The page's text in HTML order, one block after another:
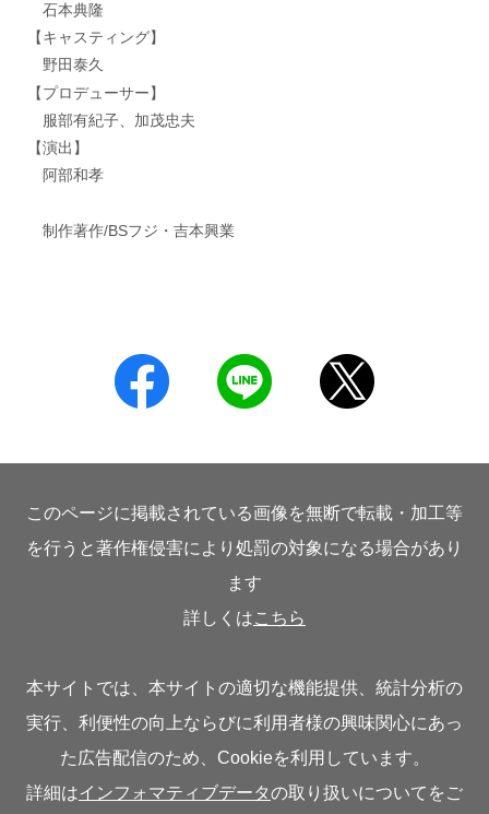
石本典隆
【キャスティング】
野田泰久
【プロデューサー】
服部有紀子、加茂忠夫
【演出】
阿部和孝
制作著作/BSフジ・吉本興業
このページに掲載されている画像を無断で転載・加工等
を行うと著作権侵害により処罰の対象になる場合があり
ます
詳しくはこちら
本サイトでは、本サイトの適切な機能提供、統計分析の
実行、利便性の向上ならびに利用者様の興味関心にあっ
た広告配信のため、Cookieを利用しています。
詳細はインフォマティブデータの取り扱いについてをご